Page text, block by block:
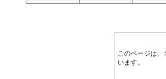
このページは、
います。